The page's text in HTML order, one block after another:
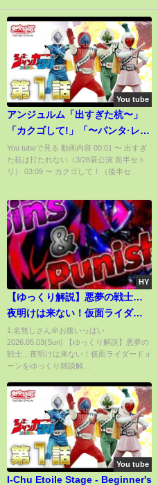
You tube
アンジュルム「出すぎた杭〜」
「カクゴして!」「〜パンタ·レイ
⇒夢見る 15歳⇒46億年LOVE」
You tubeで見る 動画内容 00:01 〜 出すぎ
た杭は打たれない（3/28昼公演 前半セト
リ） 03:09 〜 カクゴして！（後半セ...
HY
【ゆっくり解説】悪夢の戦士…
夜明けは来ない！仮面ライダー
ドォーンをゆっくり雑談解説＆
レビュー【特撮】【仮面ライダ
ーゼッツ】
1:名無しさん＠お腹いっぱい
2026.05.03(Sun) 【ゆっくり解説】悪夢の
戦士…夜明けは来ない！仮面ライダードォ
ーンをゆっくり雑談解...
You tube
I-Chu Etoile Stage - Beginner's